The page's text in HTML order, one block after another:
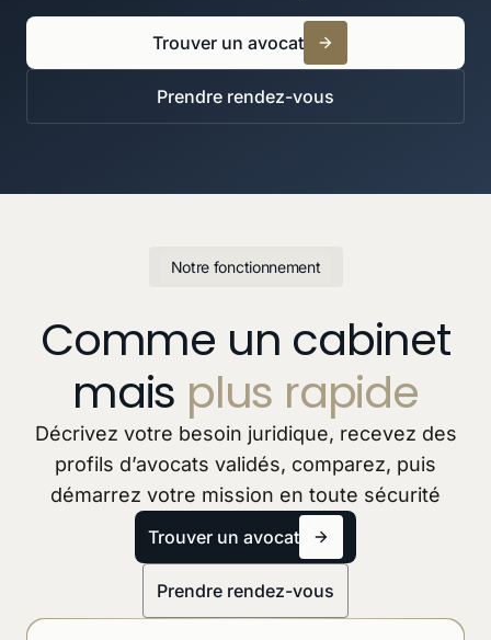
Trouver un avocat
Prendre rendez-vous
Notre fonctionnement
Comme un cabinet
mais plus rapide
Décrivez votre besoin juridique, recevez des
profils d’avocats validés, comparez, puis
démarrez votre mission en toute sécurité
Trouver un avocat
Prendre rendez-vous